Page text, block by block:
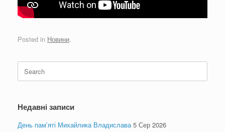
Posted in Новини.
for:
Недавні записи
День пам’яті Михайлика Владислава 5 Сер 2026